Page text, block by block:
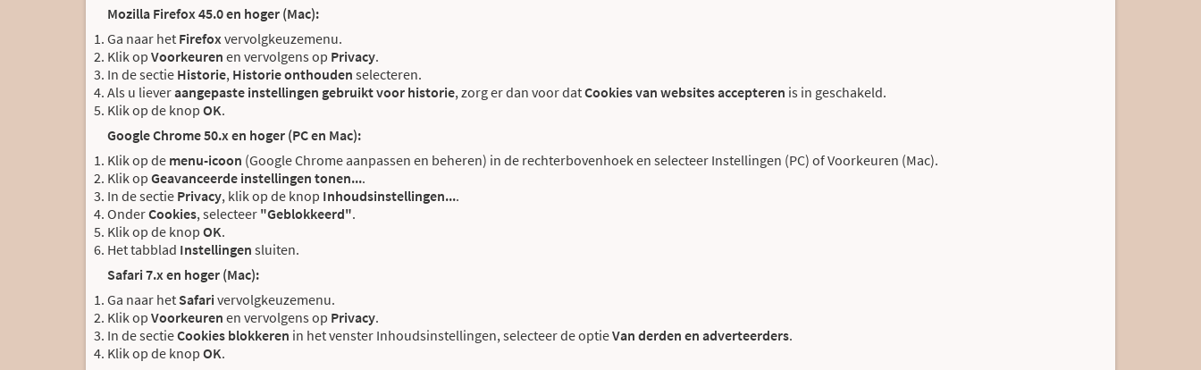
Mozilla Firefox 45.0 en hoger (Mac):
Ga naar het Firefoxvervolgkeuzemenu.
Klik op Voorkeuren en vervolgens op Privacy.
In de sectie Historie, Historie onthouden selecteren.
Als u lieveraangepaste instellingen gebruikt voor historie, zorg er dan voor datCookies van websites accepteren is in geschakeld.
Klik op de knop OK.
Google Chrome 50.x en hoger (PC en Mac):
Klik op de menu-icoon (Google Chrome aanpassen en beheren) in de rechterbovenhoek en selecteer Instellingen (PC) of Voorkeuren (Mac).
Klik op Geavanceerde instellingen tonen....
In de sectie Privacy, klik op de knop Inhoudsinstellingen....
OnderCookies, selecteer "Geblokkeerd".
Klik op de knop OK.
Het tabblad Instellingen sluiten.
Safari 7.x en hoger (Mac):
Ga naar het Safari vervolgkeuzemenu.
Klik op Voorkeuren en vervolgens op Privacy.
In de sectieCookies blokkeren in het venster Inhoudsinstellingen, selecteer de optieVan derden en adverteerders.
Klik op de knop OK.